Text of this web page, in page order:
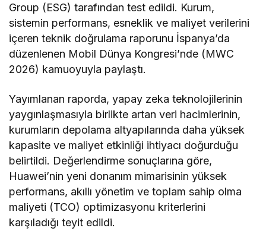
Group (ESG) tarafından test edildi. Kurum,
sistemin performans, esneklik ve maliyet verilerini
içeren teknik doğrulama raporunu İspanya’da
düzenlenen Mobil Dünya Kongresi’nde (MWC
2026) kamuoyuyla paylaştı.
Yayımlanan raporda, yapay zeka teknolojilerinin
yaygınlaşmasıyla birlikte artan veri hacimlerinin,
kurumların depolama altyapılarında daha yüksek
kapasite ve maliyet etkinliği ihtiyacı doğurduğu
belirtildi. Değerlendirme sonuçlarına göre,
Huawei’nin yeni donanım mimarisinin yüksek
performans, akıllı yönetim ve toplam sahip olma
maliyeti (TCO) optimizasyonu kriterlerini
karşıladığı teyit edildi.